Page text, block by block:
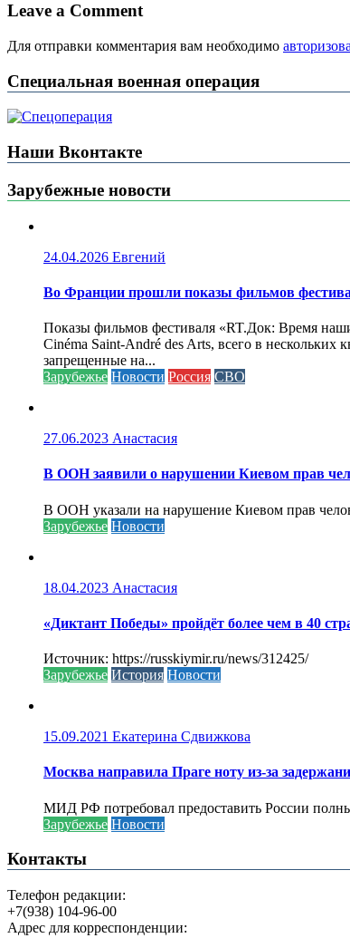
Leave a Comment
Для отправки комментария вам необходимо
Специальная военная операция
Наши Вконтакте
Зарубежные новости
24.04.2026 Евгений
Во Франции прошли показы фильмов
Показы фильмов фестиваля «RT.Док: Время
Cinéma Saint-André des Arts, всего в
запрещенные на...
Зарубежье Новости Россия СВО
27.06.2023 Анастасия
В ООН заявили о нарушении Киевом прав
В ООН указали на нарушение Киевом прав
Зарубежье Новости
18.04.2023 Анастасия
«Диктант Победы» пройдёт более чем в 40
Источник: https://russkiymir.ru/news/312425/
Зарубежье История Новости
15.09.2021 Екатерина Сдвижкова
Москва направила Праге ноту из-за
МИД РФ потребовал предоставить России
Зарубежье Новости
Контакты
Телефон редакции:
+7(938) 104-96-00
Адрес для корреспонденции: